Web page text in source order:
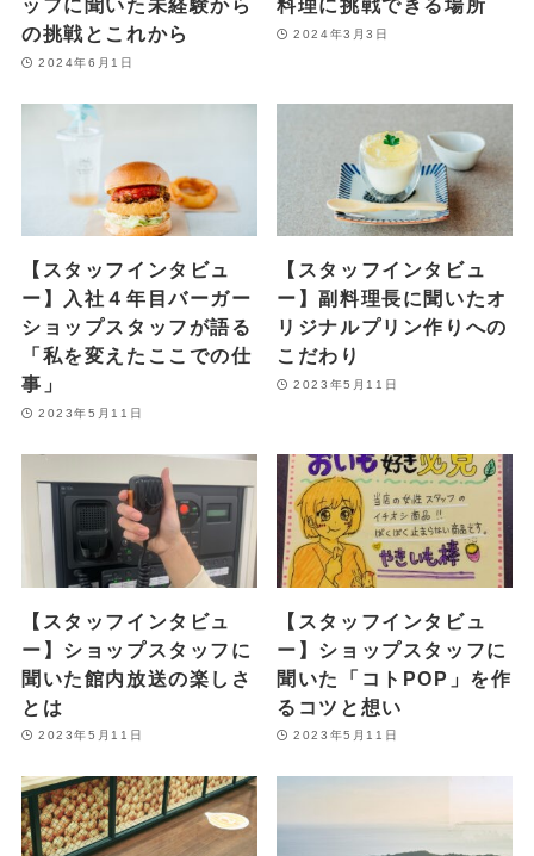
ッフに聞いた未経験から
の挑戦とこれから
2024年6月1日
料理に挑戦できる場所
2024年3月3日
【スタッフインタビュ
ー】入社４年目バーガー
ショップスタッフが語る
「私を変えたここでの仕
事」
2023年5月11日
【スタッフインタビュ
ー】副料理長に聞いたオ
リジナルプリン作りへの
こだわり
2023年5月11日
【スタッフインタビュ
ー】ショップスタッフに
聞いた館内放送の楽しさ
とは
2023年5月11日
【スタッフインタビュ
ー】ショップスタッフに
聞いた「コトPOP」を作
るコツと想い
2023年5月11日